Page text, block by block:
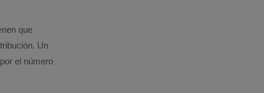
que
Un
el número